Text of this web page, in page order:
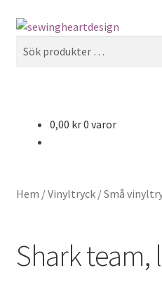
Hoppa
navigering
Hoppa
innehåll
Sök
NYHETER
Dragkedjor Repsats
0,00 kr0 varor
Hem /Vinyltryck/Små
Shark team,